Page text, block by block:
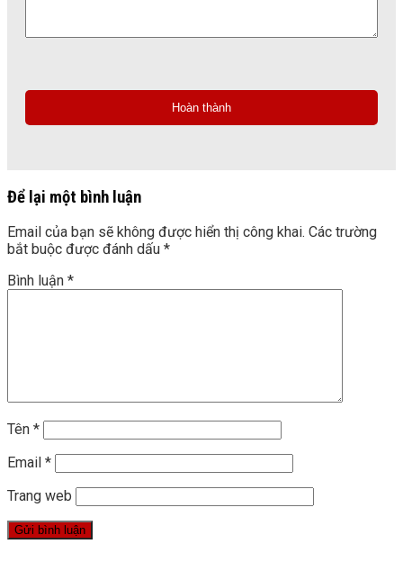
Để lại một bình luận
Email của bạn sẽ không được hiển thị công khai. Các trường
bắt buộc được đánh dấu *
Bình luận *
Tên *
Email *
Trang web